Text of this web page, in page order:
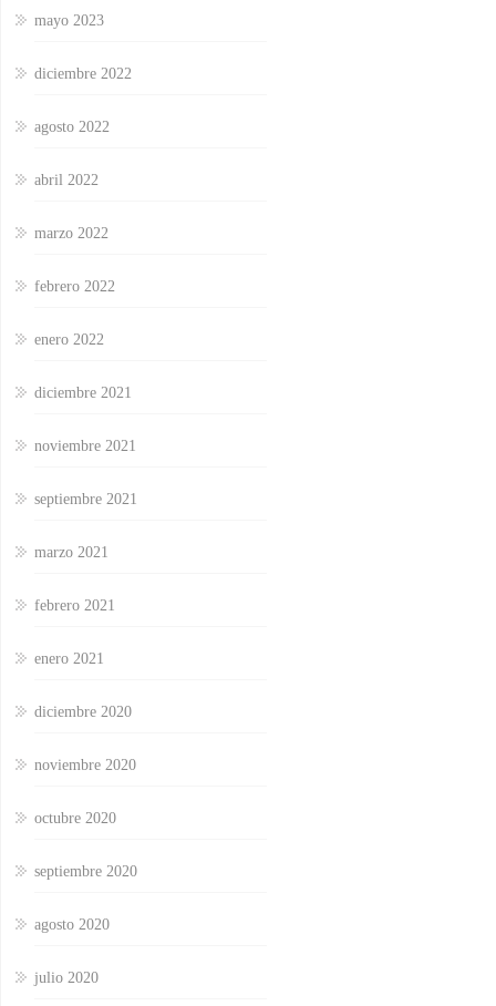
mayo 2023
diciembre 2022
agosto 2022
abril 2022
marzo 2022
febrero 2022
enero 2022
diciembre 2021
noviembre 2021
septiembre 2021
marzo 2021
febrero 2021
enero 2021
diciembre 2020
noviembre 2020
octubre 2020
septiembre 2020
agosto 2020
julio 2020